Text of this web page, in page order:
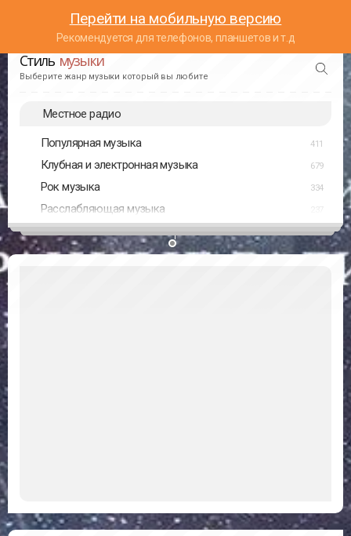
Перейти на мобильную версию
Рекомендуется для телефонов, планшетов и т.д
Стиль музыки
Выберите жанр музыки который вы любите
Местное радио
Популярная музыка 411
Клубная и электронная музыка 679
Рок музыка 334
Расслабляющая музыка